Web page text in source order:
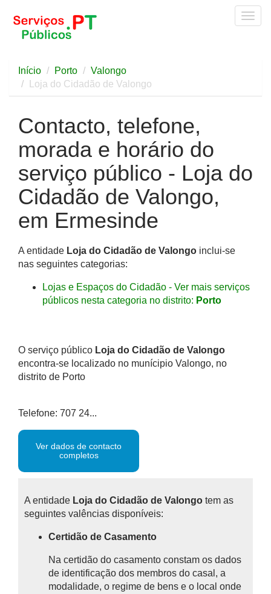
Início Porto
Valongo
Loja do Cidadão de Valongo
Contacto, telefone,
morada e horário do
serviço público - Loja do
Cidadão de Valongo,
em Ermesinde
A entidade Loja do Cidadão de Valongo inclui-se
nas seguintes categorias:
Lojas e Espaços do Cidadão - Ver mais serviços
públicos nesta categoria no distrito: Porto
O serviço público Loja do Cidadão de Valongo
encontra-se localizado no munícipio Valongo, no
distrito de Porto
Telefone: 707 24...
Ver dados de contacto
completos
A entidade Loja do Cidadão de Valongo tem as
seguintes valências disponíveis:
Certidão de Casamento
Na certidão do casamento constam os dados
de identificação dos membros do casal, a
modalidade, o regime de bens e o local onde